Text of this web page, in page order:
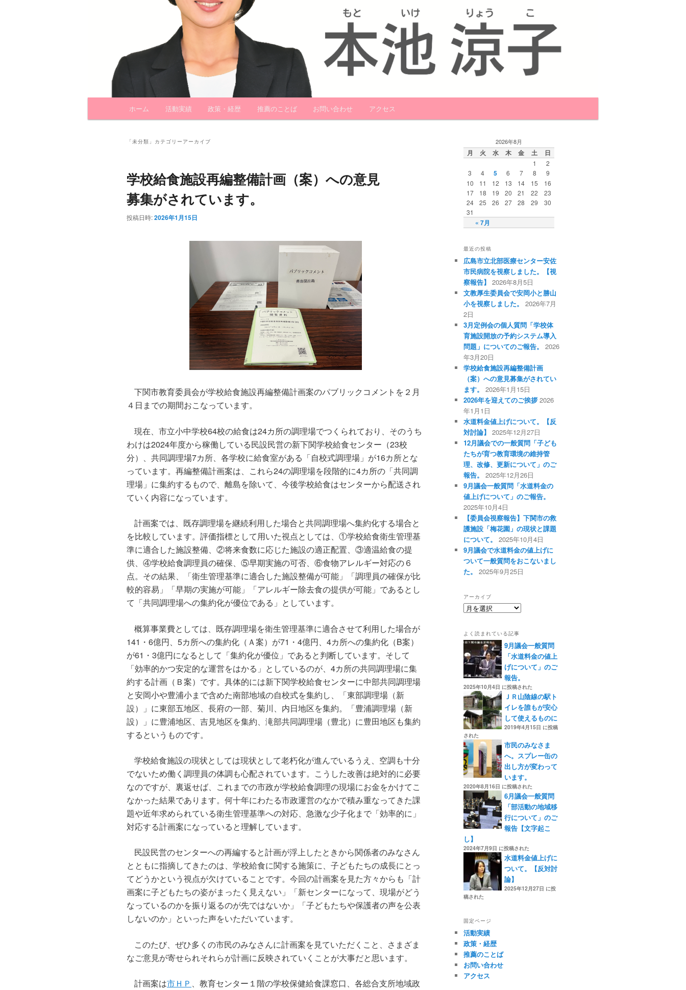
メ
コ
サ
ン
ホーム 活動実績 政策・経歴 推薦のことば お問い合わせ アクセス
「未分類 」カテゴリーアーカイブ
学校給食施設再編整備計画（案）への意見
募集がされています。
投稿日時:2026年1月15日
下関市教育委員会が学校給食施設再編整備計画案のパブリックコメントを２月
４日までの期間おこなっています。
現在、市立小中学校64校の給食は24カ所の調理場でつくられており、そのうち
わけは2024年度から稼働している民設民営の新下関学校給食センター（23校
分）、共同調理場7カ所、各学校に給食室がある「自校式調理場」が16カ所とな
っています。再編整備計画案は、これら24の調理場を段階的に4カ所の「共同調
理場」に集約するもので、離島を除いて、今後学校給食はセンターから配送され
ていく内容になっています。
計画案では、既存調理場を継続利用した場合と共同調理場へ集約化する場合と
を比較しています。評価指標として用いた視点としては、①学校給食衛生管理基
準に適合した施設整備、②将来食数に応じた施設の適正配置、③適温給食の提
供、④学校給食調理員の確保、⑤早期実施の可否、⑥食物アレルギー対応の６
点。その結果、「衛生管理基準に適合した施設整備が可能」「調理員の確保が比
較的容易」「早期の実施が可能」「アレルギー除去食の提供が可能」であるとし
て「共同調理場への集約化が優位である」としています。
概算事業費としては、既存調理場を衛生管理基準に適合させて利用した場合が
141・6億円、5カ所への集約化（Ａ案）が71・4億円、4カ所への集約化（B案）
が61・3億円になるとして「集約化が優位」であると判断しています。そして
「効率的かつ安定的な運営をはかる」としているのが、4カ所の共同調理場に集
約する計画（Ｂ案）です。具体的には新下関学校給食センターに中部共同調理場
と安岡小や豊浦小まで含めた南部地域の自校式を集約し、「東部調理場（新
設）」に東部五地区、長府の一部、菊川、内日地区を集約。「豊浦調理場（新
設）」に豊浦地区、吉見地区を集約、滝部共同調理場（豊北）に豊田地区も集約
するというものです。
学校給食施設の現状としては現状として老朽化が進んでいるうえ、空調も十分
でないため働く調理員の体調も心配されています。こうした改善は絶対的に必要
なのですが、裏返せば、これまでの市政が学校給食調理の現場にお金をかけてこ
なかった結果であります。何十年にわたる市政運営のなかで積み重なってきた課
題や近年求められている衛生管理基準への対応、急激な少子化まで「効率的に」
対応する計画案になっていると理解しています。
民設民営のセンターへの再編すると計画が浮上したときから関係者のみなさん
とともに指摘してきたのは、学校給食に関する施策に、子どもたちの成長にとっ
てどうかという視点が欠けていることです。今回の計画案を見た方々からも「計
画案に子どもたちの姿がまったく見えない」「新センターになって、現場がどう
なっているのかを振り返るのが先ではないか」「子どもたちや保護者の声を公表
しないのか」といった声をいただいています。
このたび、ぜひ多くの市民のみなさんに計画案を見ていただくこと、さまざま
なご意見が寄せられそれらが計画に反映されていくことが大事だと思います。
計画案は市ＨＰ 、教育センター１階の学校保健給食課窓口、各総合支所地域政
2026年8月
月 火 水 木 金 土 日
« 7月
1
2
3
4 5 6 7 8
9
10
11 12 13 14 15
16
17
18 19 20 21 22
23
24
25 26 27 28 29
30
31
最近の投稿
広島市立北部医療センター安佐
市民病院を視察しました。【視
察報告】 2026年8月5日
文教厚生委員会で安岡小と勝山
小を視察しました。
2026年7月
2日
3月定例会の個人質問「学校体
育施設開放の予約システム導入
問題」についてのご報告。
2026
年3月20日
学校給食施設再編整備計画
（案）への意見募集がされてい
ます。
2026年1月15日
2026年を迎えてのご挨拶 2026
年1月1日
水道料金値上げについて。【反
対討論】 2025年12月27日
12月議会での一般質問「子ども
たちが育つ教育環境の維持管
理、改修、更新について」のご
報告。
2025年12月26日
9月議会一般質問「水道料金の
値上げについて」のご報告。
2025年10月4日
【委員会視察報告】下関市の救
護施設「梅花園」の現状と課題
について。
2025年10月4日
9月議会で水道料金の値上げに
ついて一般質問をおこないまし
た。
2025年9月25日
アーカイブ
ア
イ
ブ
よく読まれている記事
9月議会一般質問
「水道料金の値上
げについて」のご
報告。
2025年10月4日 に投稿された
ＪＲ山陰線の駅ト
イレを誰もが安心
して使えるものに
2019年4月15日 に投稿
された
市民のみなさま
へ。スプレー缶の
出し方が変わって
います。
2020年8月16日 に投稿された
6月議会一般質問
「部活動の地域移
行について」のご
報告【文字起こ
し】
2024年7月9日 に投稿された
水道料金値上げに
ついて。【反対討
論】
2025年12月27日 に投
稿された
固定ページ
活動実績
政策・経歴
推薦のことば
お問い合わせ
アクセス